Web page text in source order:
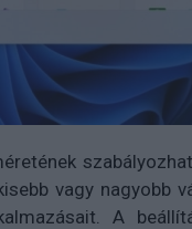
vagy nagyobb
A